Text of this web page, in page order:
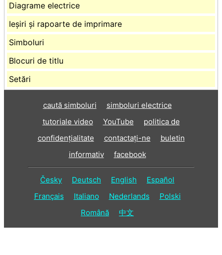
Diagrame electrice
Ieșiri și rapoarte de imprimare
Simboluri
Blocuri de titlu
Setări
caută simboluri
simboluri electrice
tutoriale video
YouTube
politica de
confidențialitate
contactaţi-ne
buletin
informativ
facebook
Česky Deutsch English
Español
Français
Italiano Nederlands
Polski
Română
中文